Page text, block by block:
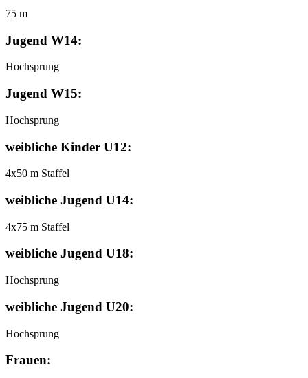
75 m
Jugend W14:
Hochsprung
Jugend W15:
Hochsprung
weibliche Kinder U12:
4x50 m Staffel
weibliche Jugend U14:
4x75 m Staffel
weibliche Jugend U18:
Hochsprung
weibliche Jugend U20:
Hochsprung
Frauen: